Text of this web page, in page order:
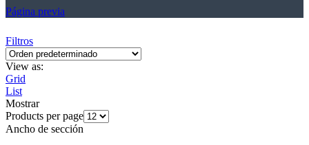
Página previa
Filtros
View as:
Grid
List
Mostrar
Products per page
Ancho de sección